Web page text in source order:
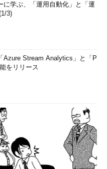
に学ぶ、「運用自動化」と「運
3)
Azure Stream Analytics」と「P
をリリース